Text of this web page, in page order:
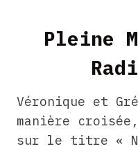
Pleine
Véronique et
manière
sur le titre «